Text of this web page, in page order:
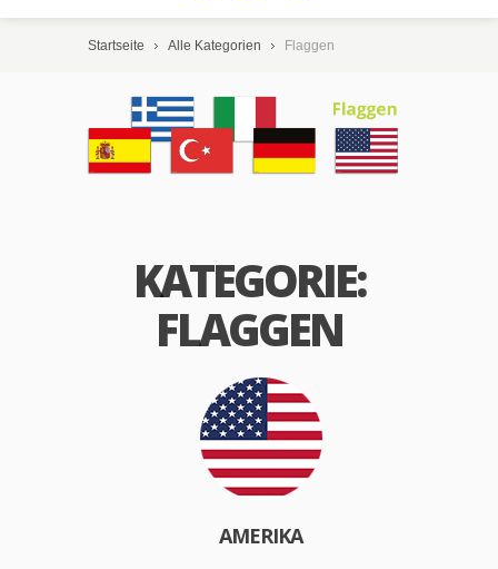
Startseite Alle Kategorien Flaggen
KATEGORIE:
FLAGGEN
AMERIKA